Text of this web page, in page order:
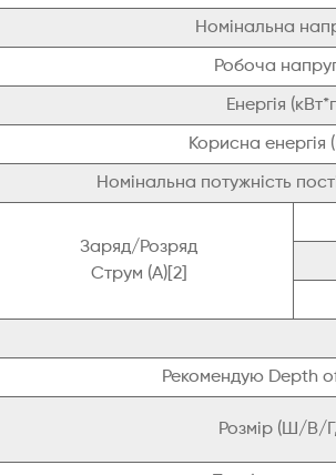
Номінальна
Робоча
Енергія
Корисна енергія
Номінальна потужність
Заряд/Розряд
Струм (A)[2]
Рекомендую Depth
Розмір (Ш/В/